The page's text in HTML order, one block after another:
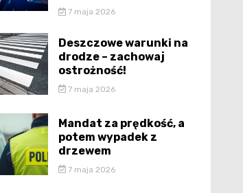
7 maja 2026
Deszczowe warunki na
drodze – zachowaj
ostrożność!
7 maja 2026
Mandat za prędkość, a
potem wypadek z
drzewem
7 maja 2026